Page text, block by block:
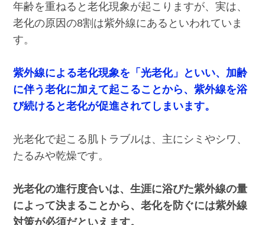
年齢を重ねると老化現象が起こりますが、実は、
老化の原因の8割は紫外線にあるといわれていま
す。
紫外線による老化現象を「光老化」といい、加齢
に伴う老化に加えて起こることから、紫外線を浴
び続けると老化が促進されてしまいます。
光老化で起こる肌トラブルは、主にシミやシワ、
たるみや乾燥です。
光老化の進行度合いは、生涯に浴びた紫外線の量
によって決まることから、老化を防ぐには紫外線
対策が必須だといえます。